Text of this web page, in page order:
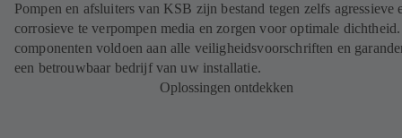
Pompen en afsluiters van KSB zijn bestand tegen zelfs agressieve
corrosieve te verpompen media en zorgen voor optimale
componenten voldoen aan alle veiligheidsvoorschriften en
een betrouwbaar bedrijf van uw installatie.
Oplossingen ontdekken